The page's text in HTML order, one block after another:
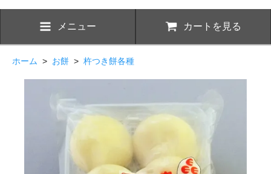
メニュー カートを見る
ホーム > お餅 > 杵つき餅各種